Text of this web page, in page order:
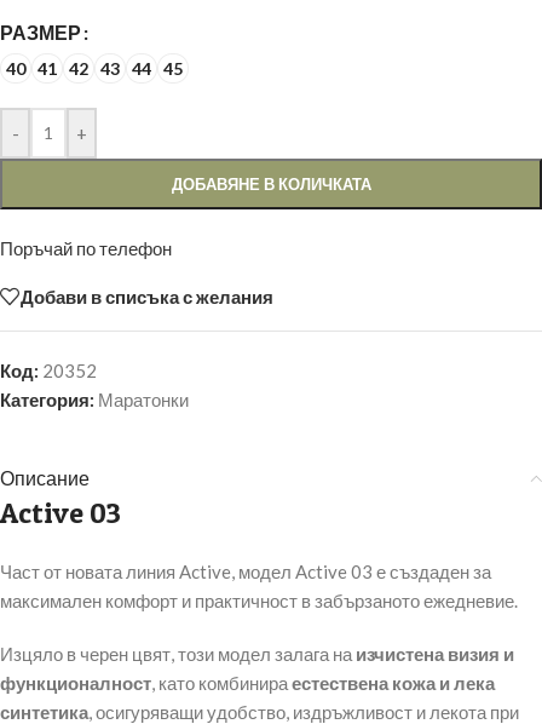
РАЗМЕР
40 41 42 43 44 45
- +
ДОБАВЯНЕ В КОЛИЧКАТА
Поръчай по телефон
Добави в списъка с желания
Код: 20352
Категория: Маратонки
Описание
Active 03
Част от новата линия Active, модел Active 03 е създаден за
максимален комфорт и практичност в забързаното ежедневие.
Изцяло в черен цвят, този модел залага на изчистена визия и
функционалност, като комбинираестествена кожа и лека
синтетика, осигуряващи удобство, издръжливост и лекота при